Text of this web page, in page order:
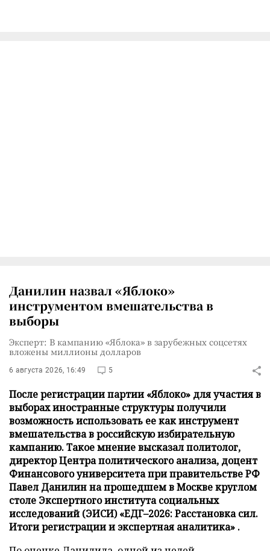
Данилин назвал «Яблоко»
инструментом вмешательства в
выборы
Эксперт: В кампанию «Яблока» в зарубежных соцсетях
вложены миллионы долларов
6 августа 2026, 16:49 5
После регистрации партии «Яблоко» для участия в
выборах иностранные структуры получили
возможность использовать ее как инструмент
вмешательства в российскую избирательную
кампанию. Такое мнение высказал политолог,
директор Центра политического анализа, доцент
Финансового университета при правительстве РФ
Павел Данилин на прошедшем в Москве круглом
столе Экспертного института социальных
исследований (ЭИСИ) «ЕДГ–2026: Расстановка сил.
Итоги регистрации и экспертная аналитика» .